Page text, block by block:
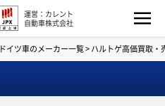
運営：カレント
自動車株式会社
ドイツ車のメーカー一覧>ハルトゲ高価買取・